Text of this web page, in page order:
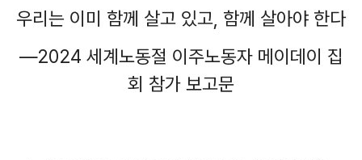
우리는 이미 함께 살고 있고, 함께 살아야 한다
―2024 세계노동절 이주노동자 메이데이 집
회 참가 보고문